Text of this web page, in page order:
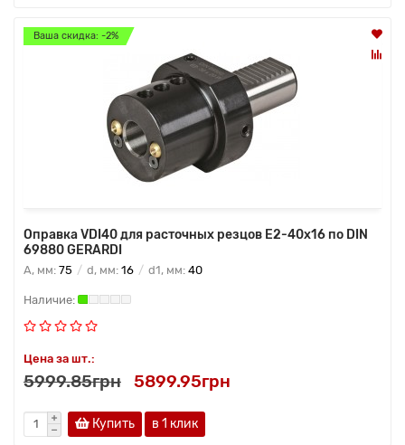
Ваша скидка: -2%
Оправка VDI40 для расточных резцов E2-40х16 по DIN
69880 GERARDI
A, мм: 75 d, мм: 16 d1, мм: 40
Цена за шт.:
5999.85грн 5899.95грн
Купить в 1 клик